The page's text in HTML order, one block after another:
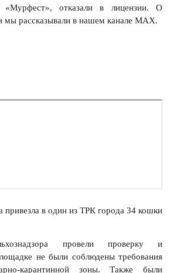
«Мурфест», отказали в лицензии. О
мы рассказывали в нашем канале MAX.
привезла в один из ТРК города 34 кошки
провели проверку и
не были соблюдены требования
карантинной зоны. Также были